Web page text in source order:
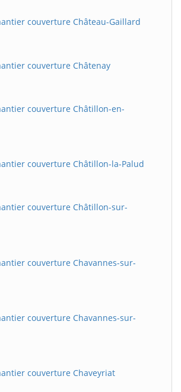
couverture Château-Gaillard
couverture Châtenay
couverture Châtillon-en-
couverture Châtillon-la-Palud
couverture Châtillon-sur-
couverture Chavannes-sur-
couverture Chavannes-sur-
couverture Chaveyriat